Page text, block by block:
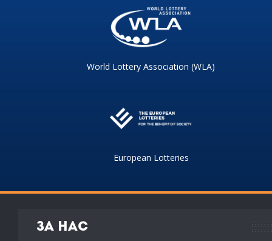
World Lottery Association (WLA)
European Lotteries
За нас